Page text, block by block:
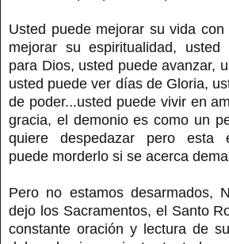
Usted puede mejorar su vida
mejorar su espiritualidad,
para Dios, usted puede avanzar,
usted puede ver días de Gloria,
de poder...usted puede vivir en
gracia, el demonio es como un
quiere despedazar pero esta
puede morderlo si se acerca
Pero no estamos desarmados,
dejo los Sacramentos, el Santo
constante oración y lectura de